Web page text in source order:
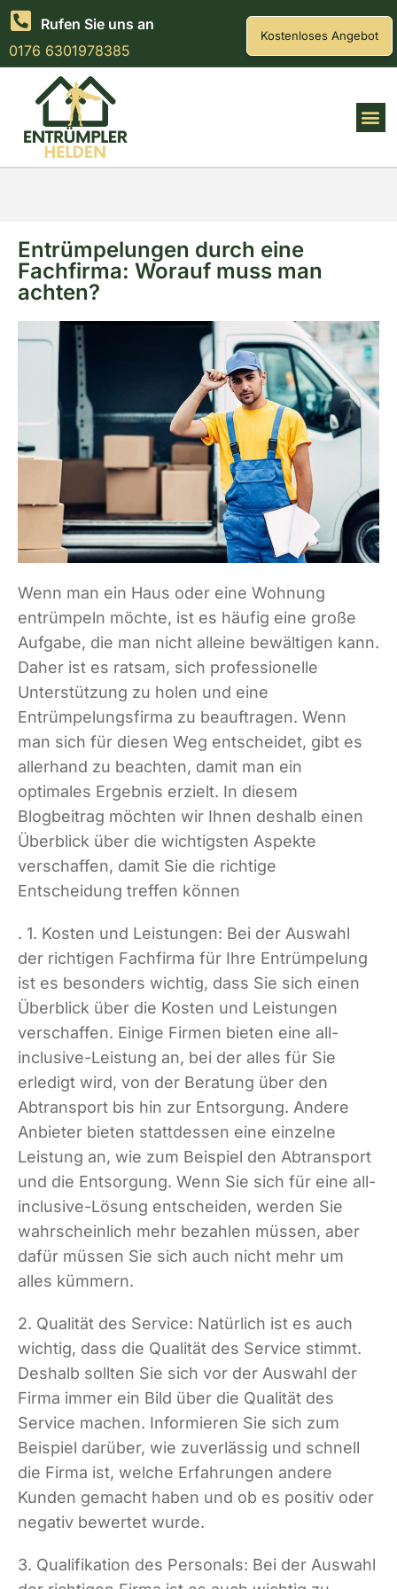
Rufen Sie uns an
0176 6301978385
Kostenloses Angebot
Entrümpelungen durch eine
Fachfirma: Worauf muss man
achten?
Wenn man ein Haus oder eine Wohnung
entrümpeln möchte, ist es häufig eine große
Aufgabe, die man nicht alleine bewältigen kann.
Daher ist es ratsam, sich professionelle
Unterstützung zu holen und eine
Entrümpelungsfirma zu beauftragen. Wenn
man sich für diesen Weg entscheidet, gibt es
allerhand zu beachten, damit man ein
optimales Ergebnis erzielt. In diesem
Blogbeitrag möchten wir Ihnen deshalb einen
Überblick über die wichtigsten Aspekte
verschaffen, damit Sie die richtige
Entscheidung treffen können
. 1. Kosten und Leistungen: Bei der Auswahl
der richtigen Fachfirma für Ihre Entrümpelung
ist es besonders wichtig, dass Sie sich einen
Überblick über die Kosten und Leistungen
verschaffen. Einige Firmen bieten eine all-
inclusive-Leistung an, bei der alles für Sie
erledigt wird, von der Beratung über den
Abtransport bis hin zur Entsorgung. Andere
Anbieter bieten stattdessen eine einzelne
Leistung an, wie zum Beispiel den Abtransport
und die Entsorgung. Wenn Sie sich für eine all-
inclusive-Lösung entscheiden, werden Sie
wahrscheinlich mehr bezahlen müssen, aber
dafür müssen Sie sich auch nicht mehr um
alles kümmern.
2. Qualität des Service: Natürlich ist es auch
wichtig, dass die Qualität des Service stimmt.
Deshalb sollten Sie sich vor der Auswahl der
Firma immer ein Bild über die Qualität des
Service machen. Informieren Sie sich zum
Beispiel darüber, wie zuverlässig und schnell
die Firma ist, welche Erfahrungen andere
Kunden gemacht haben und ob es positiv oder
negativ bewertet wurde.
3. Qualifikation des Personals: Bei der Auswahl